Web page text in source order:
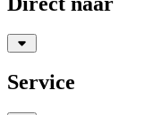
Service